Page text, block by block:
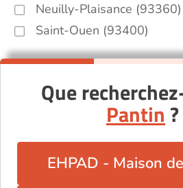
Neuilly-Plaisance (93360)
Saint-Ouen (93400)
Que
Pantin ?
EHPAD - Maison